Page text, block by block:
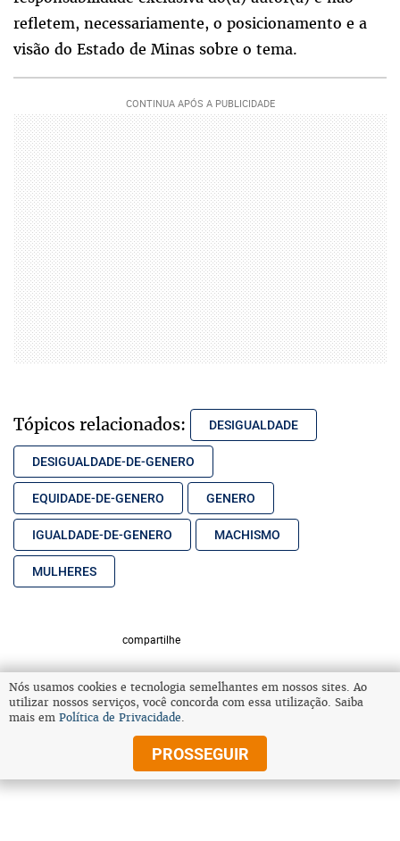
refletem, necessariamente, o posicionamento e a
visão do Estado de Minas sobre o tema.
Tópicos relacionados: DESIGUALDADE
DESIGUALDADE-DE-GENERO
EQUIDADE-DE-GENERO GENERO
IGUALDADE-DE-GENERO MACHISMO
MULHERES
compartilhe
VOLTAR AO TOPO
© Copyright 2026 Diários Associados
Todos os direitos reservados.
Nós usamos cookies e tecnologia semelhantes em nossos sites. Ao
utilizar nossos serviços, você concorda com essa utilização. Saiba
mais em Política de Privacidade.
PROSSEGUIR